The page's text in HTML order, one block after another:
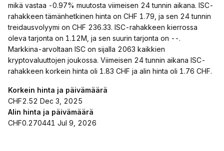
mikä vastaa -0.97% muutosta viimeisen 24 tunnin aikana. ISC-
rahakkeen tämänhetkinen hinta on CHF 1.79, ja sen 24 tunnin
treidausvolyymi on CHF 236.33. ISC-rahakkeen kierrossa
oleva tarjonta on 1.12M, ja sen suurin tarjonta on --.
Markkina-arvoltaan ISC on sijalla 2063 kaikkien
kryptovaluuttojen joukossa. Viimeisen 24 tunnin aikana ISC-
rahakkeen korkein hinta oli 1.83 CHF ja alin hinta oli 1.76 CHF.
Korkein hinta ja päivämäärä
CHF2.52 Dec 3, 2025
Alin hinta ja päivämäärä
CHF0.270441 Jul 9, 2026